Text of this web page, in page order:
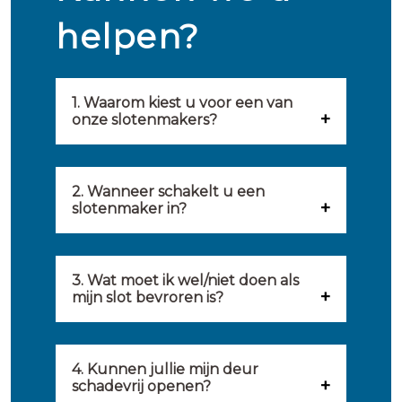
helpen?
1. Waarom kiest u voor een van
onze slotenmakers?
geselecteerd op kwaliteit,
partij om u van dienst te zijn.
ernaar om binnen 20 minuten
ter plaatse te zijn om u een
2. Wanneer schakelt u een
slotenmaker in?
slotenmaker inschakelen
wanneer: u uzelf heeft
meer functioneert, er
3. Wat moet ik wel/niet doen als
mijn slot bevroren is?
komt het wel eens voor dat
sloten bevriezen. Dan kunt u
4. Kunnen jullie mijn deur
schadevrij openen?